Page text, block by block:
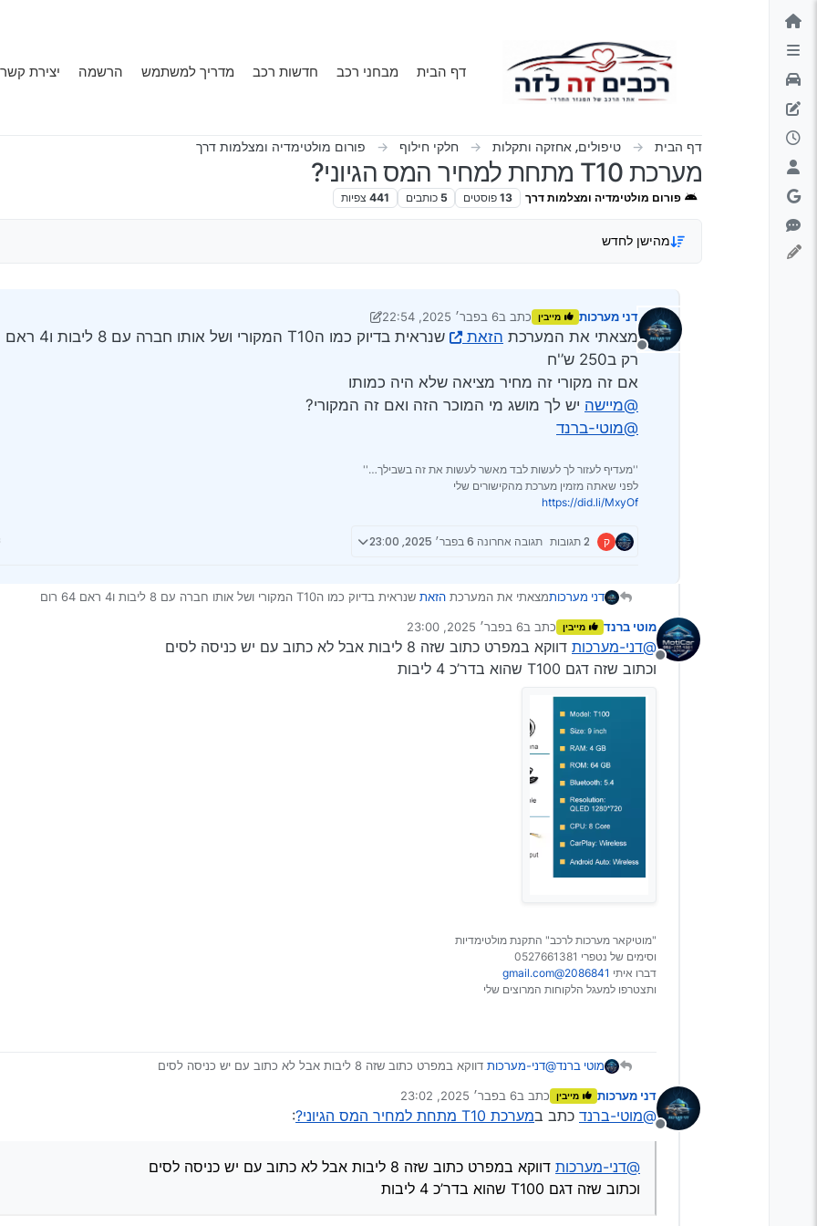
דילוג לתוכן
דף הבית מבחני רכב חדשות רכב מדריך למשתמש הרשמה יצירת קשר
דף הבית טיפולים, אחזקה ותקלות חלקי חילוף פורום מולטימדיה ומצלמות דרך
מערכת T10 מתחת למחיר המס הגיוני?
פורום מולטימדיה ומצלמות דרך 13 פוסטים 5 כותבים 441 צפיות
מהישן לחדש
מנותק
דני מערכות מייבין כתב ב6 בפבר׳ 2025, 22:54
נערך לאחרונה על ידי דני מערכות
מצאתי את המערכת הזאת
שנראית בדיוק כמו הT10 המקורי ושל אותו חברה עם 8 ליבות ו4 ראם 64 רום
רק ב250 ש’'ח
אם זה מקורי זה מחיר מציאה שלא היה כמותו
@מיישה יש לך מושג מי המוכר הזה ואם זה המקורי?
@מוטי-ברנד
''מעדיף לעזור לך לעשות לבד מאשר לעשות את זה בשבילך…''
לפני שאתה מזמין מערכת מהקישורים שלי
https://did.li/MxyOf
ק 2 תגובות תגובה אחרונה 6 בפבר׳ 2025, 23:00
דני מערכותמצאתי את המערכתהזאת שנראית בדיוק כמו הT10 המקורי ושל אותו חברה עם 8 ליבות ו4 ראם 64 רום
אם זה מקורי זה מחיר מציאה שלא היה כמותו
@מיישהיש לך מושג מי המוכר הזה ואם זה המקורי?
@מוטי-ברנד
מנותק
מוטי ברנד מייבין כתב ב6 בפבר׳ 2025, 23:00
נערך לאחרונה על ידי
@דני-מערכות דווקא במפרט כתוב שזה 8 ליבות אבל לא כתוב עם יש כניסה לסים
וכתוב שזה דגם T100 שהוא בדר’כ 4 ליבות
"מוטיקאר מערכות לרכב" התקנת מולטימדיות
וסימים של נטפרי 0527661381
דברו איתי 2086841@gmail.com
ותצטרפו למעגל הלקוחות המרוצים שלי
מוטי ברנד@דני-מערכות דווקא במפרט כתוב שזה 8 ליבות אבל לא כתוב עם יש כניסה לסים
מנותק
דני מערכות מייבין כתב ב6 בפבר׳ 2025, 23:02
נערך לאחרונה על ידי
@מוטי-ברנד כתב במערכת T10 מתחת למחיר המס הגיוני? :
@דני-מערכות דווקא במפרט כתוב שזה 8 ליבות אבל לא כתוב עם יש כניסה לסים
וכתוב שזה דגם T100 שהוא בדר’כ 4 ליבות